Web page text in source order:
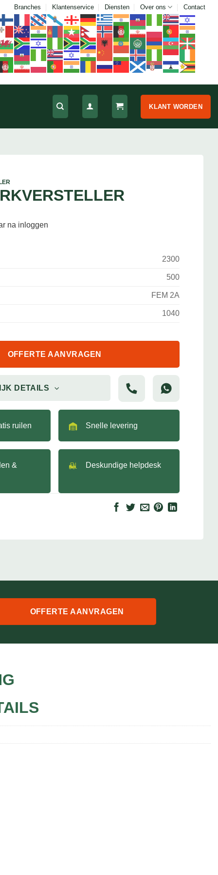
Branches Klantenservice Diensten Over ons Contact
KLANT WORDEN
na inloggen
2300
500
FEM 2A
1040
OFFERTE AANVRAGEN
DETAILS
ruilen Snelle levering
&
Deskundige helpdesk
OFFERTE AANVRAGEN